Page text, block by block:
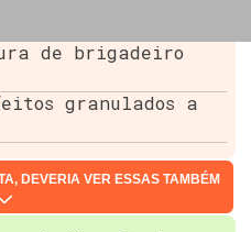
de brigadeiro
granulados a
DEVERIA VER ESSAS TAMBÉM